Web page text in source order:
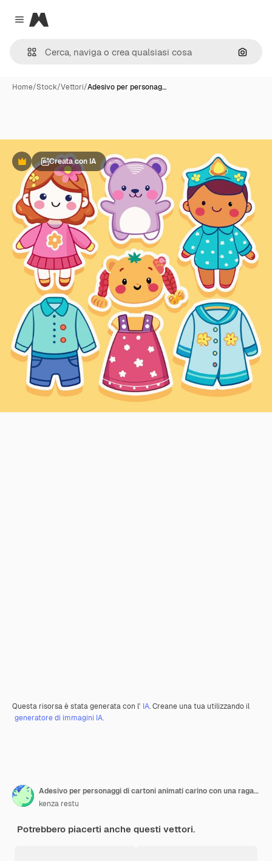
Close menu
Magnific
Cerca
Home/Stock/Vettori/Adesivo per personag…
PremiumCreata con IA
Questa risorsa è stata generata con l' IA. Creane una tua utilizzando il
generatore di immagini IA.
Adesivo per personaggi di cartoni animati carino con una ragazza e un ragazzo orso che indossano abiti diversi isolati su sfondo giallo
kenza restu
Potrebbero piacerti anche questi vettori.